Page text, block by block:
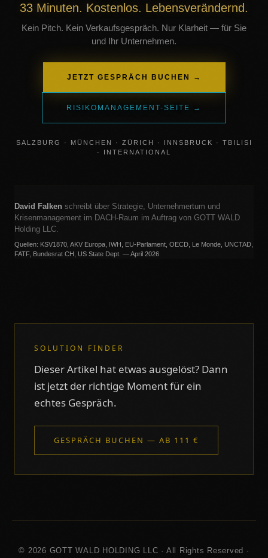
33 Minuten. Kostenlos. Lebensverändernd.
Kein Pitch. Kein Verkaufsgespräch. Nur Klarheit — für Sie
und Ihr Unternehmen.
JETZT GESPRÄCH BUCHEN →
RISIKOMANAGEMENT-SEITE →
SALZBURG · MÜNCHEN · ZÜRICH · INNSBRUCK · TBILISI
· INTERNATIONAL
David Falken schreibt über Strategie, Unternehmertum und
Krisenmanagement im DACH-Raum im Auftrag von GOTT WALD
Holding LLC.
Quellen: KSV1870, AKV Europa, IWH, EU-Parlament, OECD, Le Monde, UNCTAD,
FATF, Bundesrat CH, US State Dept. — April 2026
SOLUTION FINDER
Dieser Artikel hat etwas ausgelöst? Dann
ist jetzt der richtige Moment für ein
echtes Gespräch.
GESPRÄCH BUCHEN — AB 111 €
© 2026 GOTT WALD HOLDING LLC · All Rights Reserved ·